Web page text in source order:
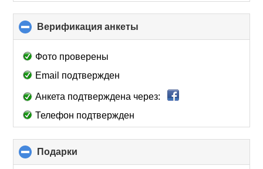
Верификация анкеты
to
Фото проверены
Email подтвержден
Анкета подтверждена через:
Телефон подтвержден
Подарки
to